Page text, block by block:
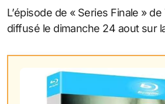
L’épisode de « Series Finale »
diffusé le dimanche 24 aout sur